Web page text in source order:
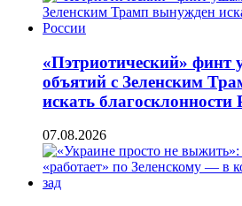
«Пэтриотический» финт
объятий с Зеленским
искать благосклонности
07.08.2026